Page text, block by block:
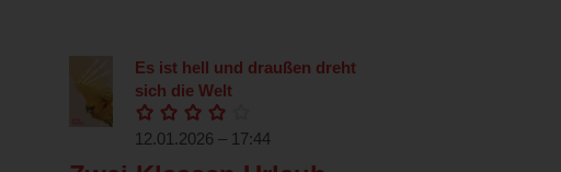
Es ist hell und draußen dreht
sich die Welt
12.01.2026 – 17:44